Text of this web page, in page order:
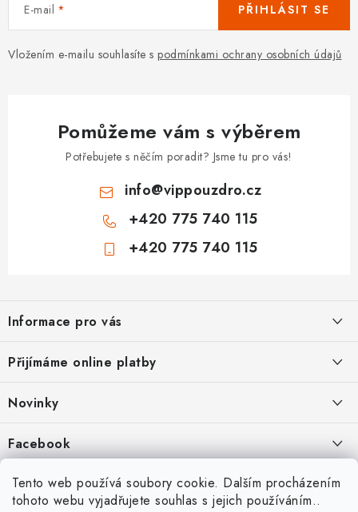
Tento web používá soubory cookie. Dalším procházením
tohoto webu vyjadřujete souhlas s jejich používáním..
E-mail
Vložením e-mailu souhlasíte s podmínkami ochrany osobních údajů
PŘIHLÁSIT SE
Pomůžeme vám s výběrem
Potřebujete s něčím poradit? Jsme tu pro vás!
info@vippouzdro.cz
+420 775 740 115
+420 775 740 115
p
a
Informace pro vás
Jak nakupovat
Ochrana osobních údajů
Hodnocení obchodu
Doprava a platba
Vrácení zboží a reklamace
Přijímáme online platby
Novinky
Kryty, pouzdra, obaly na mobil Apple iPhone.
11.9.2022
Nová skla pro vaši ochranu
22.8.2020
Facebook
Heureka Recenze obchodu